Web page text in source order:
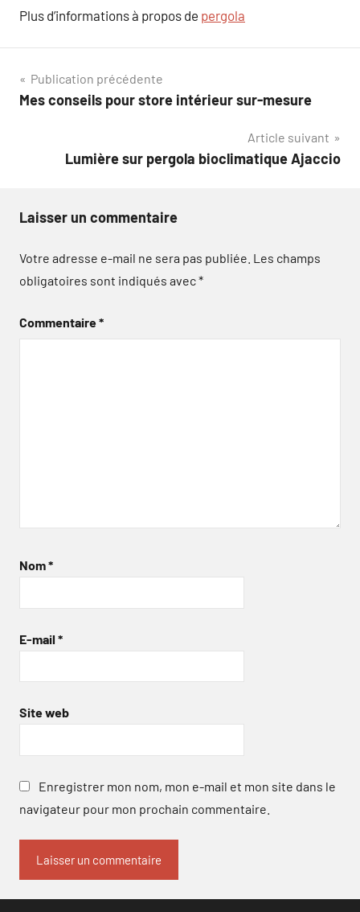
Plus d’informations à propos de pergola
Navigation
de
Publication précédente
Mes conseils pour store intérieur sur-mesure
Article suivant
Lumière sur pergola bioclimatique Ajaccio
Laisser un commentaire
Votre adresse e-mail ne sera pas publiée. Les champs
obligatoires sont indiqués avec*
Commentaire*
Nom*
E-mail *
Site web
Enregistrer mon nom, mon e-mail et mon site dans le
navigateur pour mon prochain commentaire.